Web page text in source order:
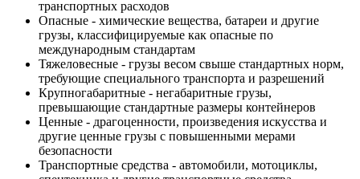
транспортных расходов
Опасные - химические вещества, батареи и другие
грузы, классифицируемые как опасные по
международным стандартам
Тяжеловесные - грузы весом свыше стандартных норм,
требующие специального транспорта и разрешений
Крупногабаритные - негабаритные грузы,
превышающие стандартные размеры контейнеров
Ценные - драгоценности, произведения искусства и
другие ценные грузы с повышенными мерами
безопасности
Транспортные средства - автомобили, мотоциклы,